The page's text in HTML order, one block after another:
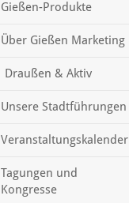
Gießen-Produkte
Über Gießen Marketing
Draußen & Aktiv
Unsere Stadtführungen
Veranstaltungskalender
Tagungen und
Kongresse